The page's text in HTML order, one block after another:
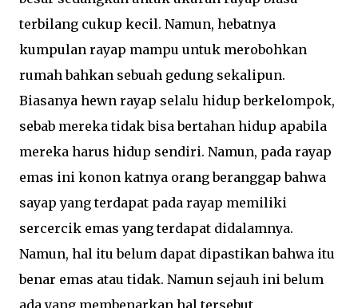
terbilang cukup kecil. Namun, hebatnya
kumpulan rayap mampu untuk merobohkan
rumah bahkan sebuah gedung sekalipun.
Biasanya hewn rayap selalu hidup berkelompok,
sebab mereka tidak bisa bertahan hidup apabila
mereka harus hidup sendiri. Namun, pada rayap
emas ini konon katnya orang beranggap bahwa
sayap yang terdapat pada rayap memiliki
sercercik emas yang terdapat didalamnya.
Namun, hal itu belum dapat dipastikan bahwa itu
benar emas atau tidak. Namun sejauh ini belum
ada yang membenarkan hal tersebut.